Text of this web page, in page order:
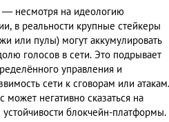
— несмотря на идеологию
в реальности крупные стейкеры
или пулы) могут аккумулировать
голосов в сети. Это подрывает
управления и
сети к сговорам или атакам.
может негативно сказаться на
устойчивости блокчейн-платформы.